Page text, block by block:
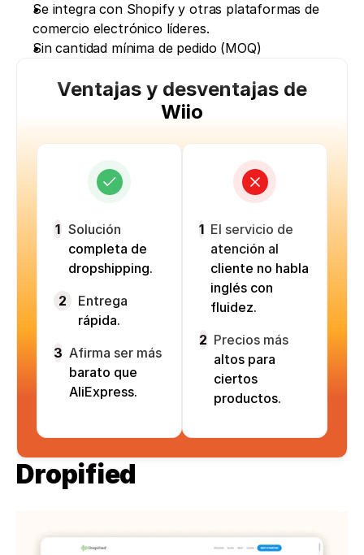
Se integra con Shopify y otras plataformas de
comercio electrónico líderes.
Sin cantidad mínima de pedido (MOQ)
Ventajas y desventajas de
Wiio
1 Solución
completa de
dropshipping.
2
Entrega
rápida.
3 Afirma ser más
barato que
AliExpress.
1 El servicio de
atención al
cliente no habla
inglés con
fluidez.
2 Precios más
altos para
ciertos
productos.
Dropified